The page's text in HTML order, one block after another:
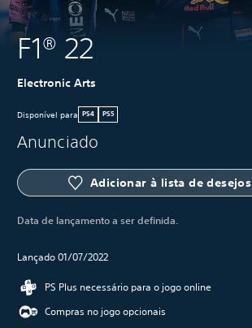
F1® 22
Electronic Arts
Disponível para PS4 PS5
Anunciado
Adicionar à lista de desejos
Data de lançamento a ser definida.
Lançado 01/07/2022
PS Plus necessário para o jogo online
Compras no jogo opcionais